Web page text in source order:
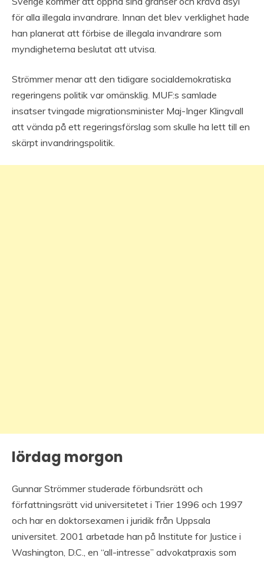
för alla illegala invandrare. Innan det blev verklighet hade
han planerat att förbise de illegala invandrare som
myndigheterna beslutat att utvisa.
Strömmer menar att den tidigare socialdemokratiska
regeringens politik var omänsklig. MUF:s samlade
insatser tvingade migrationsminister Maj-Inger Klingvall
att vända på ett regeringsförslag som skulle ha lett till en
skärpt invandringspolitik.
lördag morgon
Gunnar Strömmer studerade förbundsrätt och
författningsrätt vid universitetet i Trier 1996 och 1997
och har en doktorsexamen i juridik från Uppsala
universitet. 2001 arbetade han på Institute for Justice i
Washington, D.C., en “all-intresse” advokatpraxis som